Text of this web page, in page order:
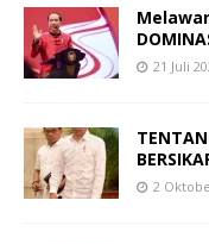
21 Juli
2